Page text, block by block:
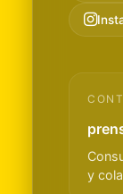
y